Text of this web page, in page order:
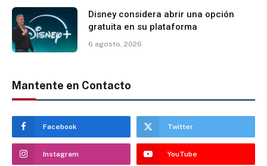
Disney considera abrir una opción
gratuita en su plataforma
6 agosto, 2026
Mantente en Contacto
Facebook Twitter
Instagram YouTube